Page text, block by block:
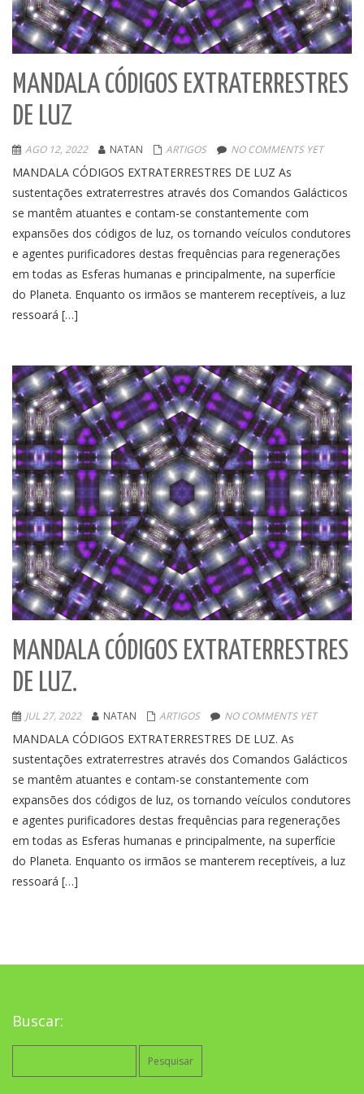
MANDALA CÓDIGOS EXTRATERRESTRES
DE LUZ
AGO 12, 2022 NATAN ARTIGOS NO COMMENTS YET
MANDALA CÓDIGOS EXTRATERRESTRES DE LUZ As
sustentações extraterrestres através dos Comandos Galácticos
se mantêm atuantes e contam-se constantemente com
expansões dos códigos de luz, os tornando veículos condutores
e agentes purificadores destas frequências para regenerações
em todas as Esferas humanas e principalmente, na superfície
do Planeta. Enquanto os irmãos se manterem receptíveis, a luz
ressoará […]
MANDALA CÓDIGOS EXTRATERRESTRES
DE LUZ.
JUL 27, 2022 NATAN ARTIGOS NO COMMENTS YET
MANDALA CÓDIGOS EXTRATERRESTRES DE LUZ. As
sustentações extraterrestres através dos Comandos Galácticos
se mantêm atuantes e contam-se constantemente com
expansões dos códigos de luz, os tornando veículos condutores
e agentes purificadores destas frequências para regenerações
em todas as Esferas humanas e principalmente, na superfície
do Planeta. Enquanto os irmãos se manterem receptíveis, a luz
ressoará […]
Buscar: